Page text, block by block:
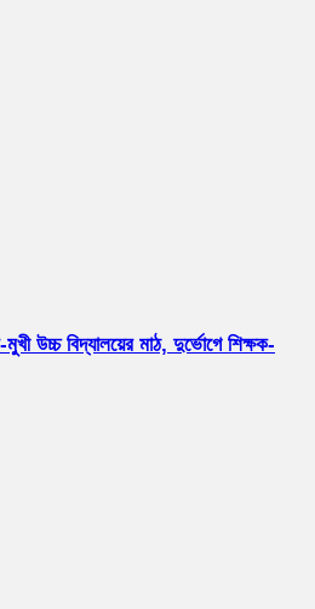
উচ্চ বিদ্যালয়ের মাঠ, দুর্ভোগে শিক্ষক-